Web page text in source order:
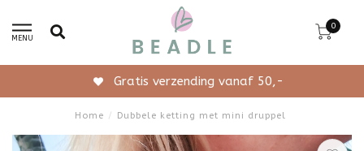
MENU
0
Gratis verzending vanaf 50,-
Home / Dubbele ketting met mini druppel